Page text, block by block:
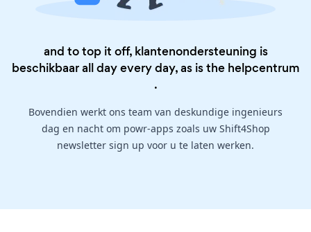
and to top it off, klantenondersteuning is
beschikbaar all day every day, as is the helpcentrum
.
Bovendien werkt ons team van deskundige ingenieurs
dag en nacht om powr-apps zoals uw Shift4Shop
newsletter sign up voor u te laten werken.